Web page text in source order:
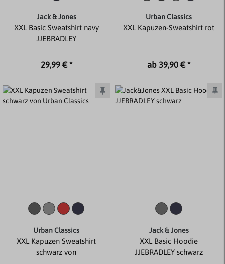
Jack & Jones
XXL Basic Sweatshirt navy
JJEBRADLEY
29,99 € *
Urban Classics
XXL Kapuzen-Sweatshirt rot
ab 39,90 € *
Urban Classics
XXL Kapuzen Sweatshirt
schwarz von
Jack & Jones
XXL Basic Hoodie
JJEBRADLEY schwarz